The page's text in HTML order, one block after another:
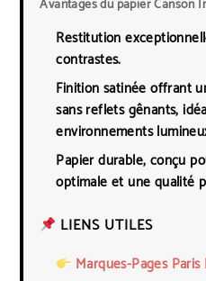
Avantages du papier Canson
Restitution
contrastes.
Finition satinée offrant
sans reflets gênants,
environnements
Papier durable, conçu
optimale et une qualité
LIENS UTILES
Marques-Pages